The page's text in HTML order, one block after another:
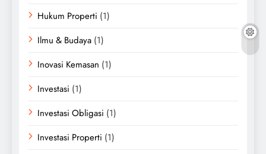
Hukum Properti (1)
Ilmu & Budaya (1)
Inovasi Kemasan (1)
Investasi (1)
Investasi Obligasi (1)
Investasi Properti (1)